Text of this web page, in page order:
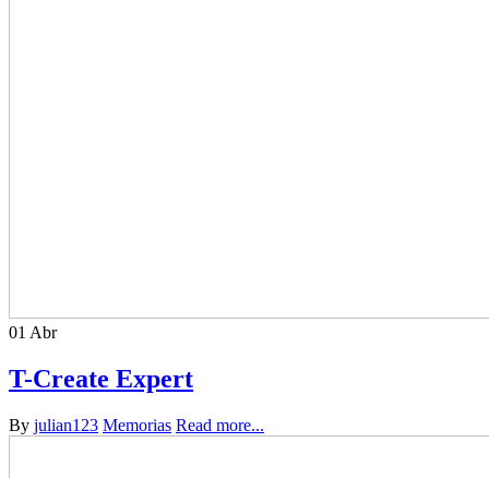
01 Abr
T-Create Expert
By julian123 Memorias Read more...